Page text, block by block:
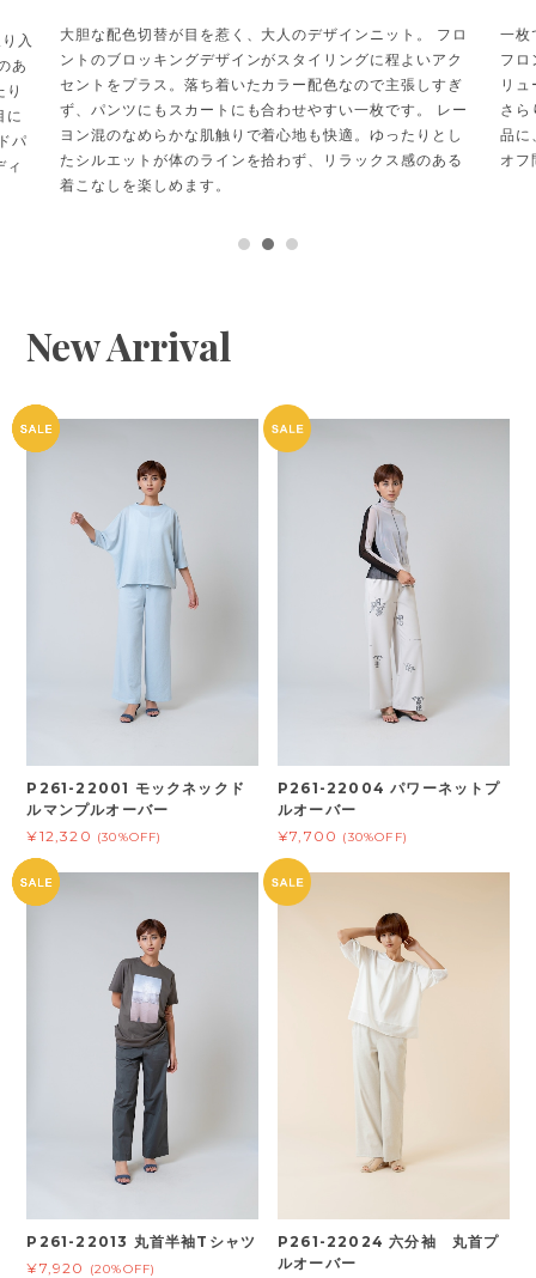
入
あ
り
に
パ
ィ
大胆な配色切替が目を惹く、大人のデザインニット。 フロ
ントのブロッキングデザインがスタイリングに程よいアク
セントをプラス。落ち着いたカラー配色なので主張しすぎ
ず、パンツにもスカートにも合わせやすい一枚です。 レー
ヨン混のなめらかな肌触りで着心地も快適。ゆったりとし
たシルエットが体のラインを拾わず、リラックス感のある
着こなしを楽しめます。
一枚
フロ
リ
さら
品に
オフ
New Arrival
P261-22001 モックネックド
ルマンプルオーバー
¥12,320 (30%OFF)
P261-22004 パワーネットプ
ルオーバー
¥7,700 (30%OFF)
P261-22013 丸首半袖Tシャツ
¥7,920
(20%OFF)
P261-22024 六分袖 丸首プ
ルオーバー